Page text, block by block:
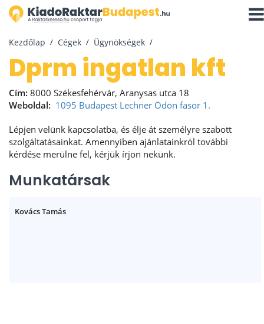
Kezdőlap Cégek Ügynökségek
dprm ingatlan kft
Cím: 8000 Székesfehérvár, Aranysas utca 18
Weboldal: 1095 Budapest Lechner Ödön fasor 1.
Lépjen velünk kapcsolatba, és élje át személyre szabott
szolgáltatásainkat. Amennyiben ajánlatainkról további
kérdése merülne fel, kérjük írjon nekünk.
Munkatársak
Kovács Tamás